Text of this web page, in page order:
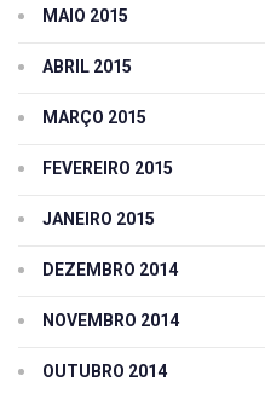
MAIO 2015
ABRIL 2015
MARÇO 2015
FEVEREIRO 2015
JANEIRO 2015
DEZEMBRO 2014
NOVEMBRO 2014
OUTUBRO 2014